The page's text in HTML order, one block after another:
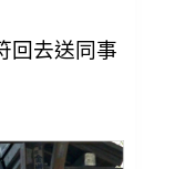
回去送同事